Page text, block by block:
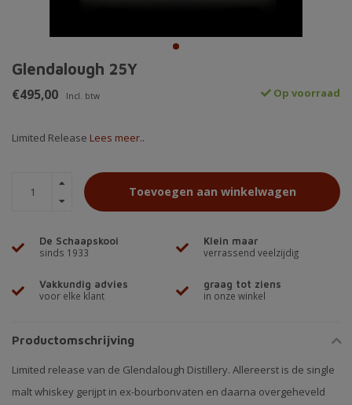
Glendalough 25Y
€495,00 Incl. btw Op voorraad
Limited Release Lees meer..
Toevoegen aan winkelwagen
De Schaapskooi
sinds 1933
Klein maar
verrassend veelzijdig
Vakkundig advies
voor elke klant
graag tot ziens
in onze winkel
Productomschrijving
Limited release van de Glendalough Distillery. Allereerst is de single
malt whiskey gerijpt in ex-bourbonvaten en daarna overgeheveld